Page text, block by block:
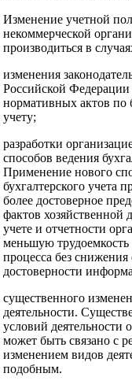
Изменение учетной
некоммерческой
производиться в
изменения
Российской
нормативных актов по
учету;
разработки
способов ведения
Применение нового
бухгалтерского учета
более достоверное
фактов хозяйственной
учете и отчетности
меньшую трудоемкость
процесса без снижения
достоверности
существенного
деятельности.
условий деятельности
может быть связано с
изменением видов
подобным.